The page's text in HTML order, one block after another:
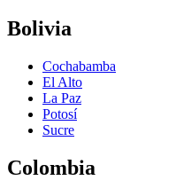
Bolivia
Cochabamba
El Alto
La Paz
Potosí
Sucre
Colombia